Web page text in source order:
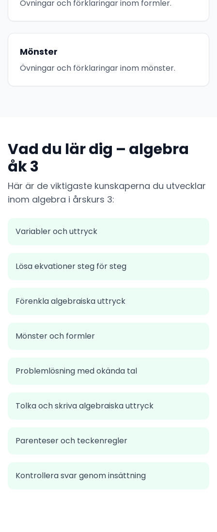
Övningar och förklaringar inom formler.
Mönster
Övningar och förklaringar inom mönster.
Vad du lär dig – algebra
åk 3
Här är de viktigaste kunskaperna du utvecklar
inom algebra i årskurs 3:
Variabler och uttryck
Lösa ekvationer steg för steg
Förenkla algebraiska uttryck
Mönster och formler
Problemlösning med okända tal
Tolka och skriva algebraiska uttryck
Parenteser och teckenregler
Kontrollera svar genom insättning